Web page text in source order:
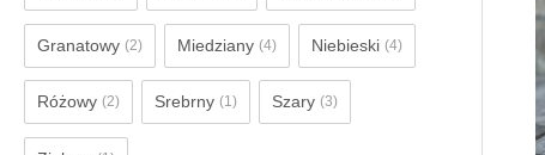
Granatowy (2) Miedziany (4) Niebieski (4)
Różowy (2) Srebrny (1) Szary (3)